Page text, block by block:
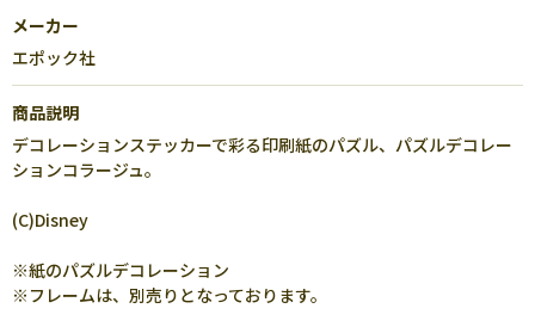
メーカー
エポック社
商品説明
デコレーションステッカーで彩る印刷紙のパズル、パズルデコレー
ションコラージュ。
(C)Disney
※紙のパズルデコレーション
※フレームは、別売りとなっております。